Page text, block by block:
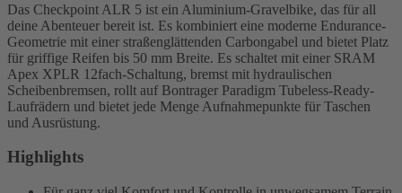
Das Checkpoint ALR 5 ist ein Aluminium-Gravelbike, das für all
deine Abenteuer bereit ist. Es kombiniert eine moderne Endurance-
Geometrie mit einer straßenglättenden Carbongabel und bietet Platz
für griffige Reifen bis 50 mm Breite. Es schaltet mit einer SRAM
Apex XPLR 12fach-Schaltung, bremst mit hydraulischen
Scheibenbremsen, rollt auf Bontrager Paradigm Tubeless-Ready-
Laufrädern und bietet jede Menge Aufnahmepunkte für Taschen
und Ausrüstung.
Highlights